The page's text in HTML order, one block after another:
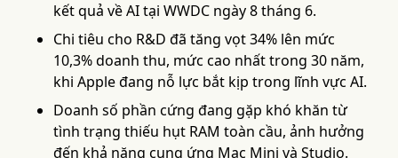
kết quả về AI tại WWDC ngày 8 tháng 6.
Chi tiêu cho R&D đã tăng vọt 34% lên mức
10,3% doanh thu, mức cao nhất trong 30 năm,
khi Apple đang nỗ lực bắt kịp trong lĩnh vực AI.
Doanh số phần cứng đang gặp khó khăn từ
tình trạng thiếu hụt RAM toàn cầu, ảnh hưởng
đến khả năng cung ứng Mac Mini và Studio.